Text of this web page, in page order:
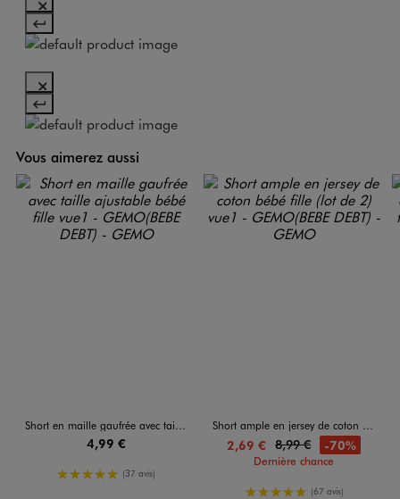
Vous aimerez aussi
Short en maille gaufrée avec taille ajustable bébé fille
4,99 €
5/5 de moyenne
(37 avis)
Short ample en jersey de coton bébé fille (lot de 2)
2,69 € 8,99 € -70%
Dernière chance
5/5 de moyenne
(67 avis)